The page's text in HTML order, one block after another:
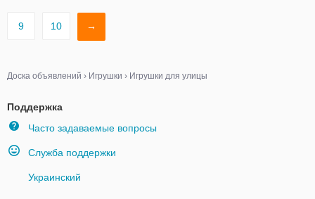
9 10 →
Доска объявлений › Игрушки › Игрушки для улицы
Поддержка
Часто задаваемые вопросы
Служба поддержки
Украинский